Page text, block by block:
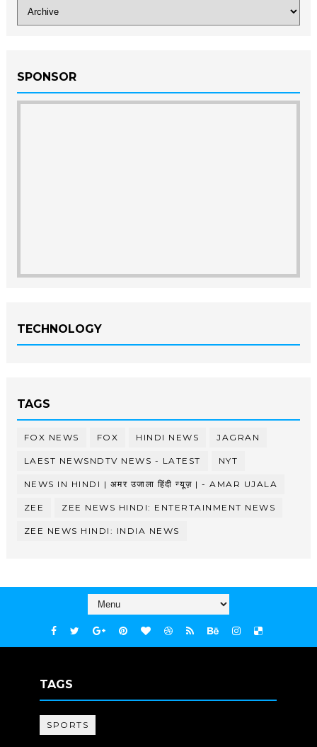
SPONSOR
TECHNOLOGY
TAGS
FOX NEWS FOX HINDI NEWS JAGRAN
LAEST NEWSNDTV NEWS - LATEST NYT
NEWS IN HINDI | अमर उजाला हिंदी न्यूज़ | - AMAR UJALA
ZEE ZEE NEWS HINDI: ENTERTAINMENT NEWS
ZEE NEWS HINDI: INDIA NEWS
TAGS
SPORTS